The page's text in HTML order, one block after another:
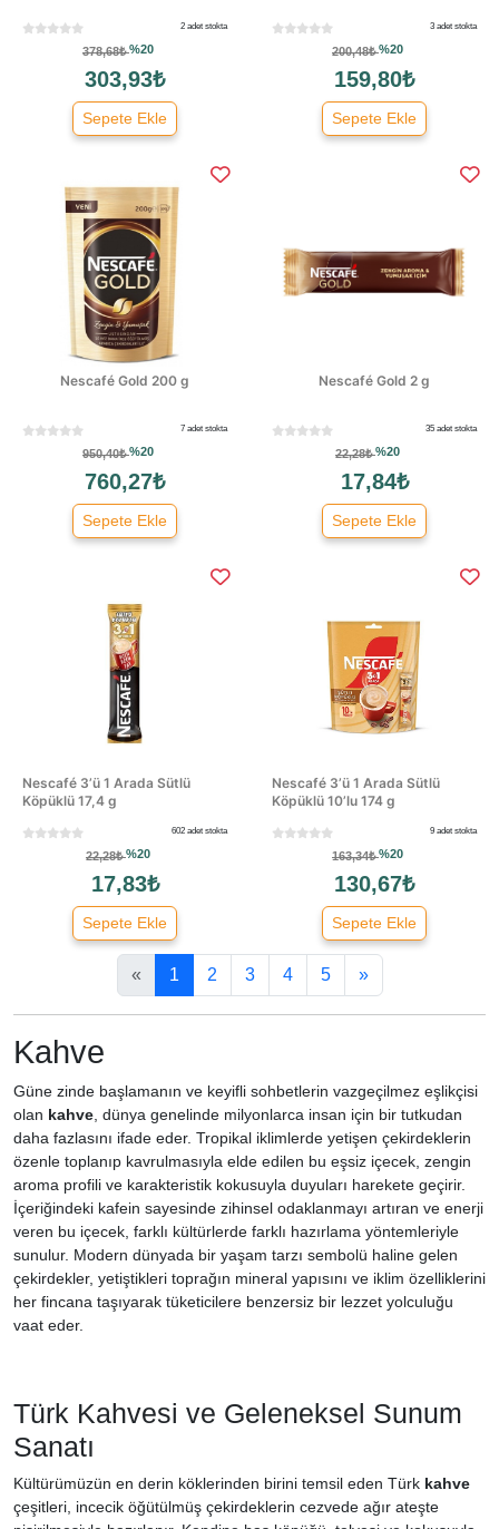
2 adet stokta
378,68₺%20
303,93₺
Sepete Ekle
3 adet stokta
200,48₺%20
159,80₺
Sepete Ekle
Nescafé Gold 200 g
7 adet stokta
950,40₺%20
760,27₺
Sepete Ekle
Nescafé Gold 2 g
35 adet stokta
22,28₺%20
17,84₺
Sepete Ekle
Nescafé 3’ü 1 Arada Sütlü
Köpüklü 17,4 g
602 adet stokta
22,28₺%20
17,83₺
Sepete Ekle
Nescafé 3’ü 1 Arada Sütlü
Köpüklü 10’lu 174 g
9 adet stokta
163,34₺%20
130,67₺
Sepete Ekle
« 1 2 3 4 5 »
Kahve
Güne zinde başlamanın ve keyifli sohbetlerin vazgeçilmez eşlikçisi
olan kahve , dünya genelinde milyonlarca insan için bir tutkudan
daha fazlasını ifade eder. Tropikal iklimlerde yetişen çekirdeklerin
özenle toplanıp kavrulmasıyla elde edilen bu eşsiz içecek, zengin
aroma profili ve karakteristik kokusuyla duyuları harekete geçirir.
İçeriğindeki kafein sayesinde zihinsel odaklanmayı artıran ve enerji
veren bu içecek, farklı kültürlerde farklı hazırlama yöntemleriyle
sunulur. Modern dünyada bir yaşam tarzı sembolü haline gelen
çekirdekler, yetiştikleri toprağın mineral yapısını ve iklim özelliklerini
her fincana taşıyarak tüketicilere benzersiz bir lezzet yolculuğu
vaat eder.
Türk Kahvesi ve Geleneksel Sunum
Sanatı
Kültürümüzün en derin köklerinden birini temsil eden Türk kahve
çeşitleri, incecik öğütülmüş çekirdeklerin cezvede ağır ateşte